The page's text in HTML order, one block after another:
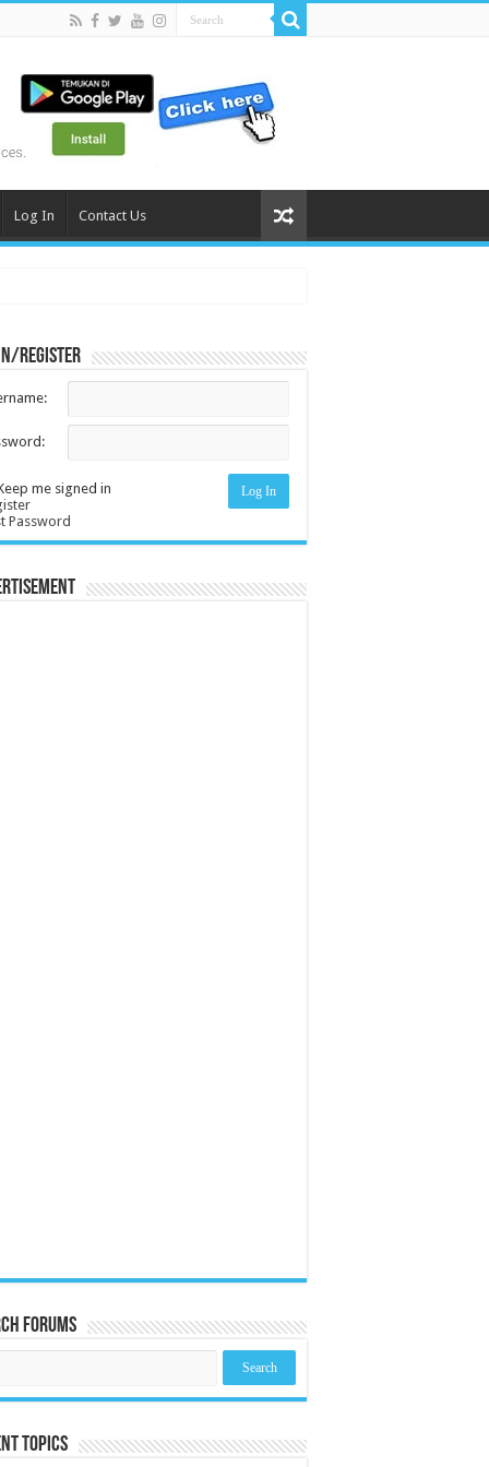
Log In Contact Us
register
me signed in Log In
Password
Forums
Topics